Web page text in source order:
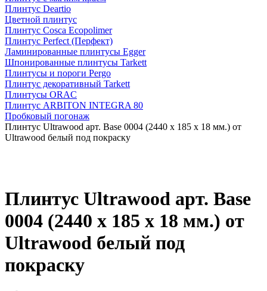
Плинтус Deartio
Цветной плинтус
Плинтус Cosca Ecopolimer
Плинтус Perfect (Перфект)
Ламинированные плинтусы Egger
Шпонированные плинтусы Tarkett
Плинтусы и пороги Pergo
Плинтус декоративный Tarkett
Плинтусы ORAC
Плинтус ARBITON INTEGRA 80
Пробковый погонаж
Плинтус Ultrawood арт. Base 0004 (2440 x 185 x 18 мм.) от
Ultrawood белый под покраску
Плинтус Ultrawood арт. Base
0004 (2440 x 185 x 18 мм.) от
Ultrawood белый под
покраску